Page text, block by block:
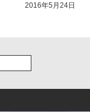
2016年5月24日